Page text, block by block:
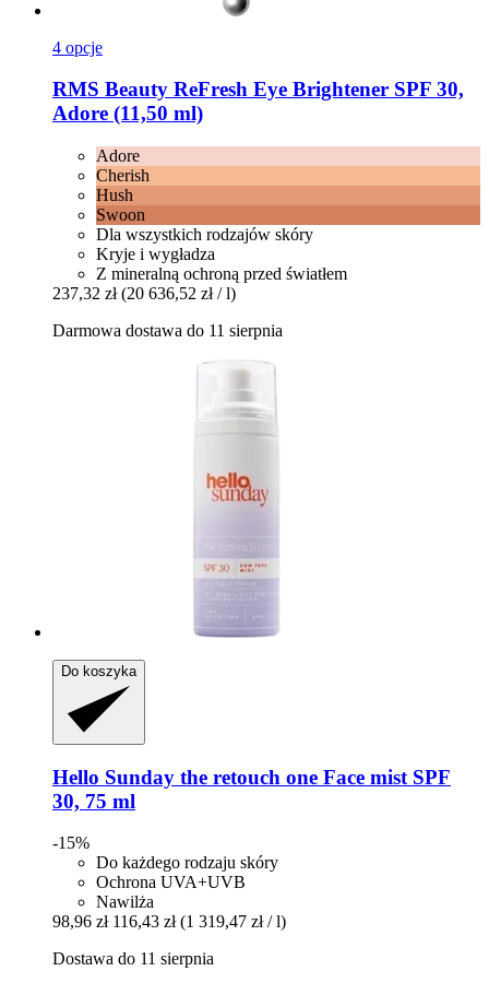
4 opcje
RMS Beauty ReFresh Eye Brightener SPF 30,
Adore (11,50 ml)
Adore
Cherish
Hush
Swoon
Dla wszystkich rodzajów skóry
Kryje i wygładza
Z mineralną ochroną przed światłem
237,32 zł (20 636,52 zł / l)
Darmowa dostawa do 11 sierpnia
Do koszyka
Hello Sunday the retouch one Face mist SPF
30, 75 ml
-15%
Do każdego rodzaju skóry
Ochrona UVA+UVB
Nawilża
98,96 zł 116,43 zł (1 319,47 zł / l)
Dostawa do 11 sierpnia